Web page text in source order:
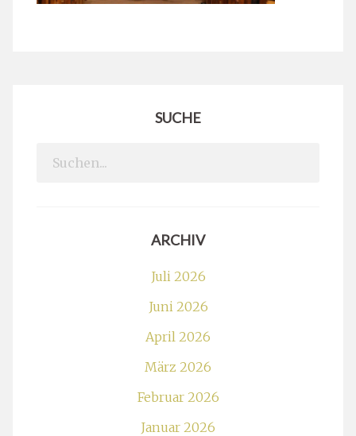
SUCHE
Search
ARCHIV
Juli 2026
Juni 2026
April 2026
März 2026
Februar 2026
Januar 2026